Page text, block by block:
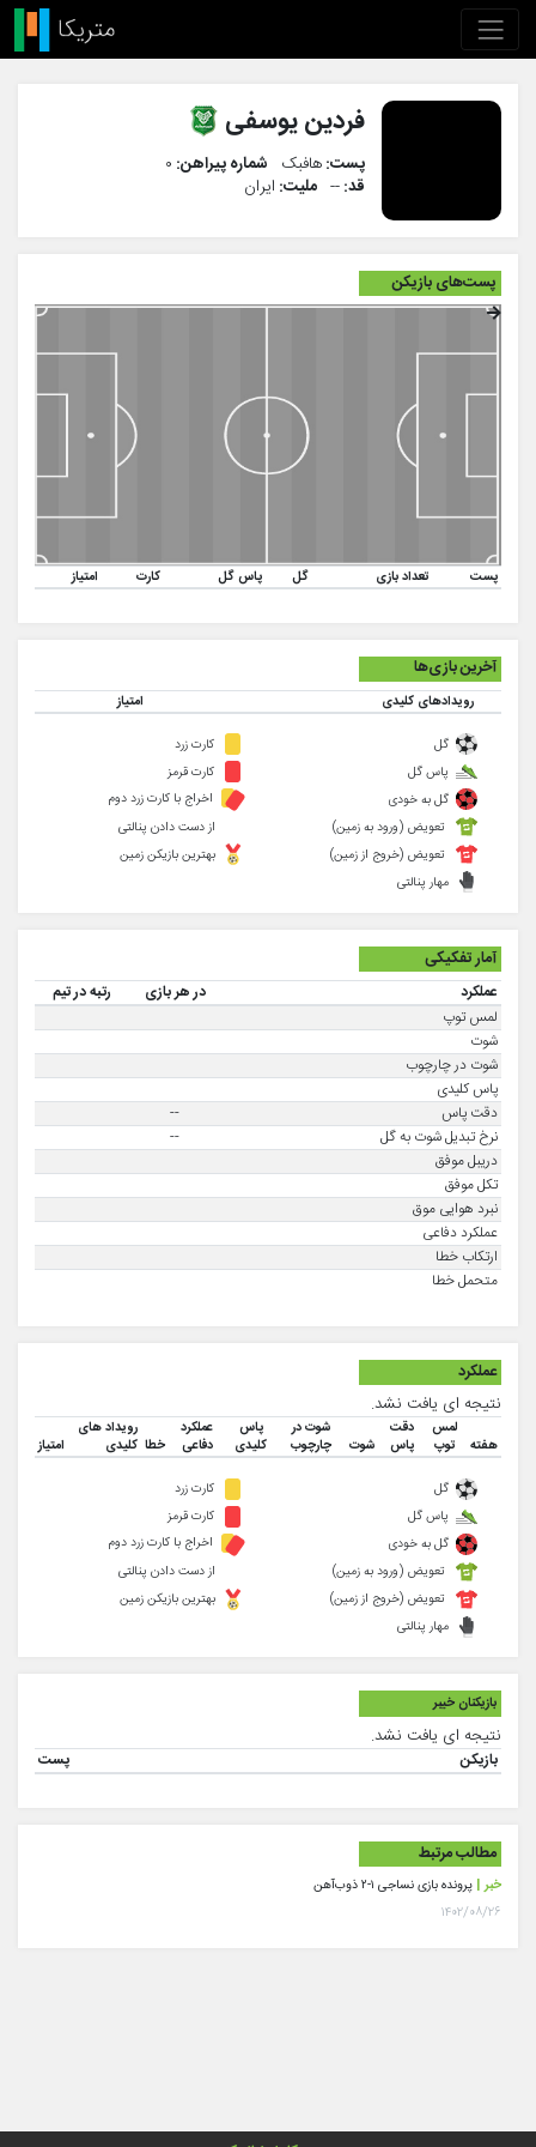
فردین یوسفی
پست:هافبک شماره پیراهن: ۰
قد:-- ملیت: ایران
پست‌های بازیکن
پست تعداد بازی گل پاس گل کارت امتیاز
آخرین بازی‌ها
رویدادهای کلیدی امتیاز
گل
پاس گل
گل به خودی
کارت زرد
کارت قرمز
اخراج با کارت زرد دوم
تعویض (ورود به زمین)
تعویض (خروج از زمین)
مهار پنالتی
از دست دادن پنالتی
بهترین بازیکن زمین
آمار تفکیکی
عملکرد در هر بازی
رتبه در تیم
لمس توپ
شوت
شوت در چارچوب
پاس کلیدی
دقت پاس
--
نرخ تبدیل شوت به گل
--
دریبل موفق
تکل موفق
نبرد هوایی موق
عملکرد دفاعی
ارتکاب خطا
متحمل خطا
عملکرد
نتیجه ای یافت نشد.
هفته
لمس
توپ
دقت
پاس
شوت
شوت در
چارچوب
پاس
کلیدی
عملکرد
دفاعی
خطا
رویداد های
کلیدی
امتیاز
گل
پاس گل
گل به خودی
کارت زرد
کارت قرمز
اخراج با کارت زرد دوم
تعویض (ورود به زمین)
تعویض (خروج از زمین)
مهار پنالتی
از دست دادن پنالتی
بهترین بازیکن زمین
بازیکنان خیبر
نتیجه ای یافت نشد.
بازیکن پست
مطالب مرتبط
خبر | پرونده بازی نساجی ۱-۲ ذوب‌آهن
۱۴۰۲/۰۸/۲۶